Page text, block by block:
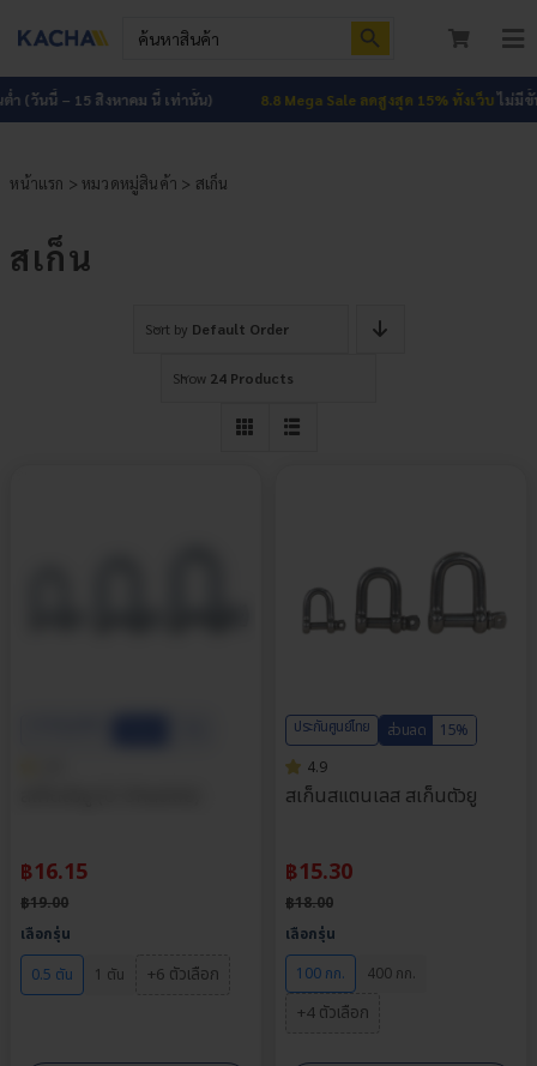
Search
for:
หน้าแรก
(วันนี้ – 15 สิงหาคม นี้ เท่านั้น) 8.8 Mega Sale ลดสูงสุด 15% ทั้งเว็บไม่มีขั้น
หน้าแรก >หมวดหมู่สินค้า > สเก็น
สเก็น
Sort by Default Order
Show 24 Products
฿16.15
฿19.00
เลือกรุ่น
0.5 ตัน
1 ตัน +6 ตัวเลือก
ประกันศูนย์ไทย ส่วนลด
15%
4.9
สเก็นสแตนเลส สเก็นตัวยู
฿15.30
฿18.00
เลือกรุ่น
100 กก.
400 กก.
+4 ตัวเลือก